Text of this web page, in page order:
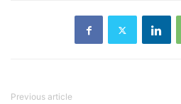
Previous article